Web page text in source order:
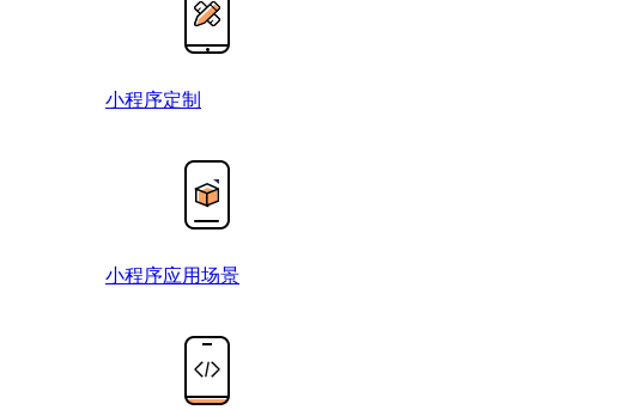
小程序定制
小程序应用场景